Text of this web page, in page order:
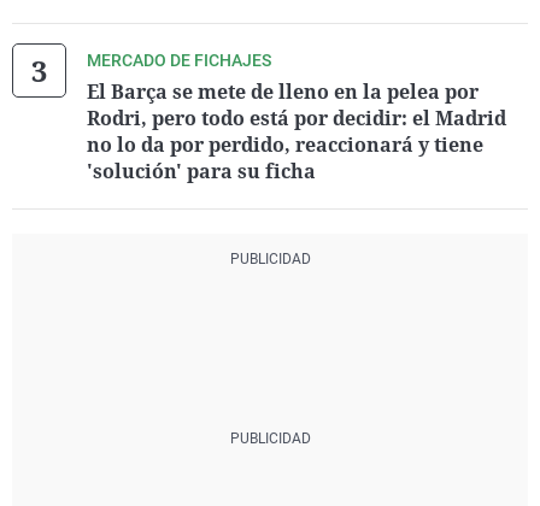
MERCADO DE FICHAJES
El Barça se mete de lleno en la pelea por
Rodri, pero todo está por decidir: el Madrid
no lo da por perdido, reaccionará y tiene
'solución' para su ficha